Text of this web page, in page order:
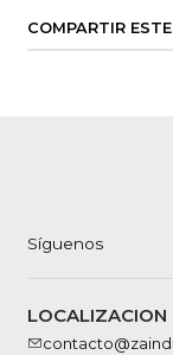
COMPARTIR
Síguenos
LOCALIZACION